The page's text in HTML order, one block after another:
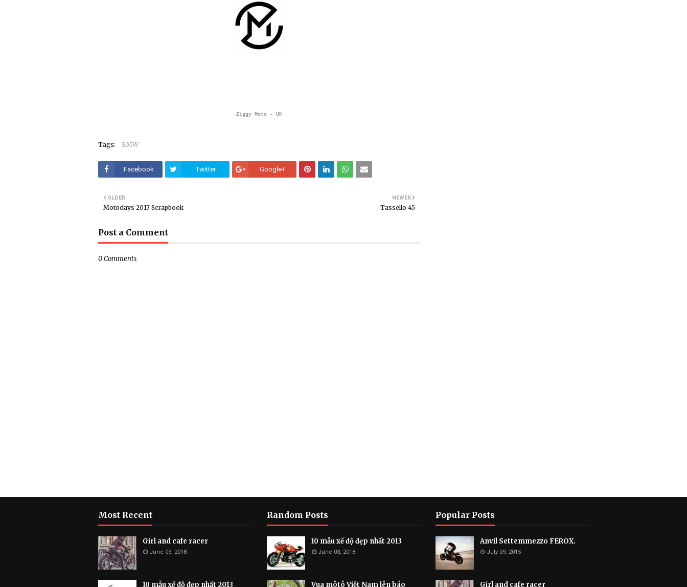
Ziggy Moto - UK
Tags: BMW
Facebook Twitter Google+
NEWER
Tassello 45
OLDER
Motodays 2017 Scrapbook
Post a Comment
0 Comments
Most Recent
Girl and cafe racer
June 03, 2018
10 mẫu xế độ đẹp nhất 2013
Random Posts
10 mẫu xế độ đẹp nhất 2013
June 03, 2018
Vua môtô Việt Nam lên báo
Popular Posts
Anvil Settemmezzo FEROX.
July 09, 2015
Girl and cafe racer